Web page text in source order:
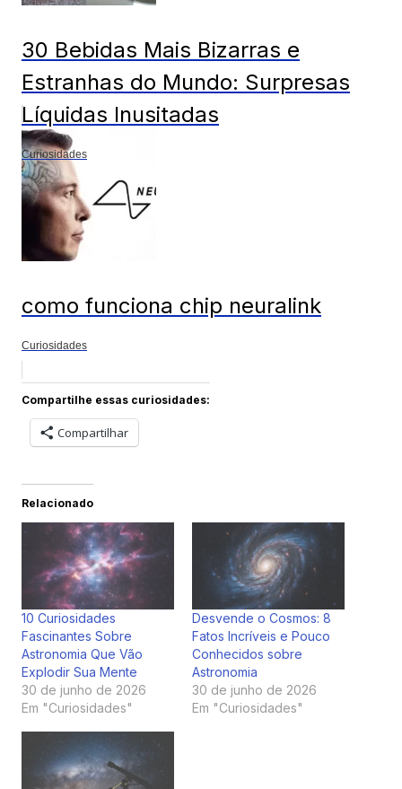
30 Bebidas Mais Bizarras e
Estranhas do Mundo: Surpresas
Líquidas Inusitadas
Curiosidades
como funciona chip neuralink
Curiosidades
Compartilhe essas curiosidades:
Compartilhar
Relacionado
10 Curiosidades
Fascinantes Sobre
Astronomia Que Vão
Explodir Sua Mente
30 de junho de 2026
Em "Curiosidades"
Desvende o Cosmos: 8
Fatos Incríveis e Pouco
Conhecidos sobre
Astronomia
30 de junho de 2026
Em "Curiosidades"